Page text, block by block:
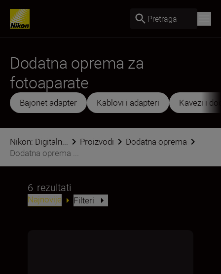
Pretraga
Dodatna oprema za
fotoaparate
Bajonet adapter Kablovi i adapteri Kavezi i
Nikon: Digitaln... Proizvodi
Dodatna oprema
Dodatna oprema ...
6 rezultati
Najnovije Filteri